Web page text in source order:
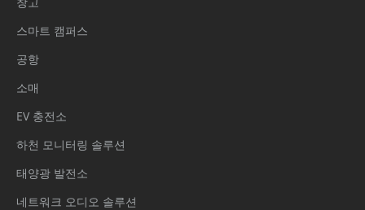
스마트 캠퍼스
공항
소매
EV 충전소
하천 모니터링 솔루션
태양광 발전소
네트워크 오디오 솔루션